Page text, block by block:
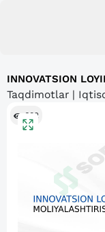
INNOVATSION
Taqdimotlar |
602